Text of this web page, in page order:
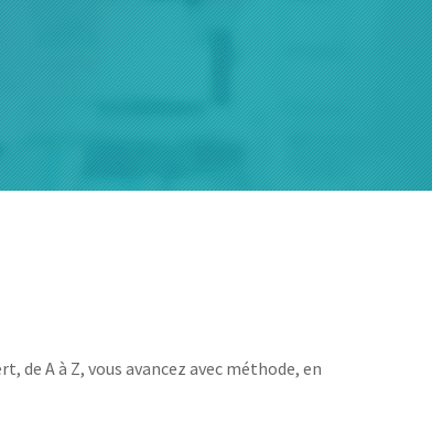
de A à Z, vous avancez avec méthode, en